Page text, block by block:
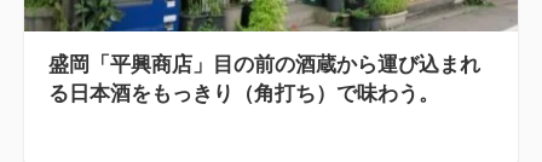
盛岡「平興商店」目の前の酒蔵から運び込まれ
る日本酒をもっきり（角打ち）で味わう。